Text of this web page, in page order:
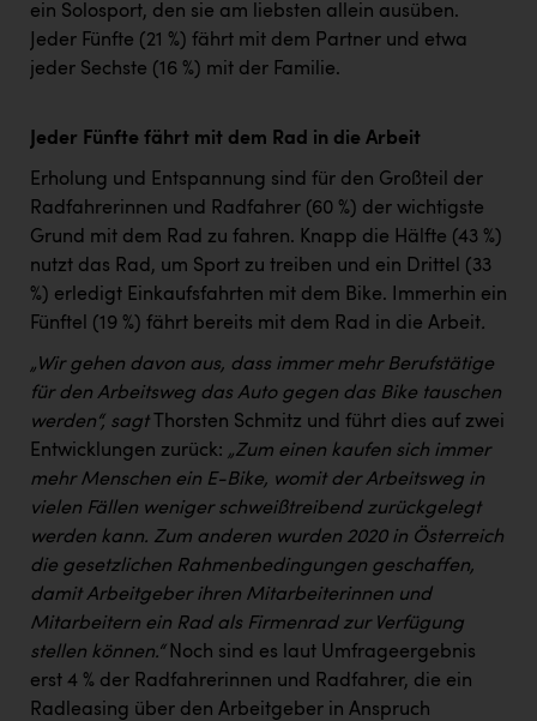
ein Solosport, den sie am liebsten allein ausüben.
Jeder Fünfte (21 %) fährt mit dem Partner und etwa
jeder Sechste (16 %) mit der Familie.
Jeder Fünfte fährt mit dem Rad in die Arbeit
Erholung und Entspannung sind für den Großteil der
Radfahrerinnen und Radfahrer (60 %) der wichtigste
Grund mit dem Rad zu fahren. Knapp die Hälfte (43 %)
nutzt das Rad, um Sport zu treiben und ein Drittel (33
%) erledigt Einkaufsfahrten mit dem Bike. Immerhin ein
Fünftel (19 %) fährt bereits mit dem Rad in die Arbeit.
„Wir gehen davon aus, dass immer mehr Berufstätige
für den Arbeitsweg das Auto gegen das Bike tauschen
werden“, sagt
Thorsten Schmitz und führt dies auf zwei
Entwicklungen zurück: „Zum einen kaufen sich immer
mehr Menschen ein E-Bike, womit der Arbeitsweg in
vielen Fällen weniger schweißtreibend zurückgelegt
werden kann. Zum anderen wurden 2020 in Österreich
die gesetzlichen Rahmenbedingungen geschaffen,
damit Arbeitgeber ihren Mitarbeiterinnen und
Mitarbeitern ein Rad als Firmenrad zur Verfügung
stellen können.“ Noch sind es laut Umfrageergebnis
erst 4 % der Radfahrerinnen und Radfahrer, die ein
Radleasing über den Arbeitgeber in Anspruch